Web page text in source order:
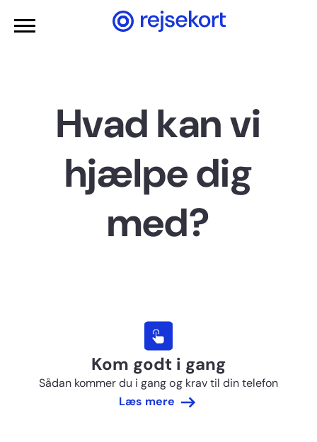
Gå til hovedindhold
Hvad kan vi
hjælpe dig
med?
Kom godt i gang
Sådan kommer du i gang og krav til din telefon
Læs mere